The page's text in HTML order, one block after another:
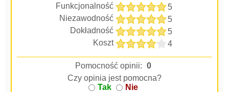
Funkcjonalność
5
Niezawodność
5
Dokładność
5
Koszt
4
Pomocność opinii: 0
Czy opinia jest pomocna?
Tak
Nie